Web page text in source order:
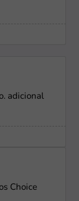
adicional
Choice